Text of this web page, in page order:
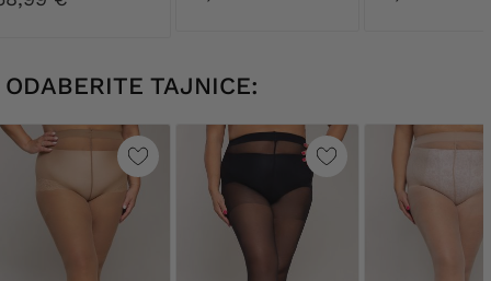
ODABERITE TAJNICE: